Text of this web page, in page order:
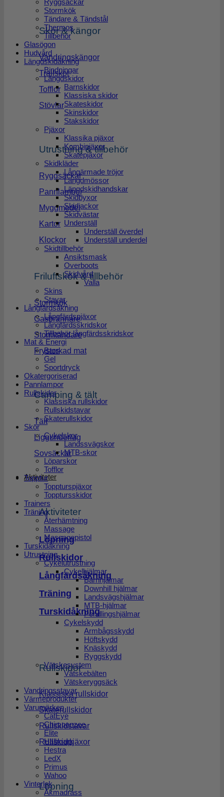
Skor & kängor
Vandringskängor
Trailskor
Tofflor
Stövlar
Utrustning & tillbehör
Ryggsäckar
Pannlampor
Myggmedel
Kartor
Klockor
Friluftskök & tillbehör
Stormkök
Gasbrännare
Stormtändare
Frystorkad mat
Camping & tält
Tält
Liggunderlag
Sovsäckar
Aktiviteter
Aktiviteter
Löpning
Rullskidor
Långfärdsåkning
Träning
Turskidåkning
Rullskidor
Klassiska rullskidor
Skaterullskidor
Rullskidstavar
Rullskidpjäxor
Löpning
Stormkök
Tändare & Tändstål
Thermos
Tillbehör
Glasögon
Hudvård
Längdskidåkning
Bindningar
Längdskidor
Barnskidor
Klassiska skidor
Skateskidor
Skinskidor
Stakskidor
Pjäxor
Klassika pjäxor
Kombipjäxor
Skatepjäxor
Skidkläder
Långärmade tröjor
Längdmössor
Längdskidhandskar
Skidbyxor
Skidjackor
Skidvästar
Underställ
Underställ överdel
Underställ underdel
Skidtillbehör
Ansiktsmask
Overboots
Skidvård
Valla
Skins
Stavar
Långfärdsåkning
Långfärdspjäxor
Långfärdsskridskor
Tillbehör långfärdsskridskor
Mat & Energi
Bars
Gel
Sportdryck
Okatergoriserad
Pannlampor
Rullskidor
Klassiska rullskidor
Rullskidstavar
Skaterullskidor
Skor
Cykelskor
Landssvägskor
MTB-skor
Löparskor
Tofflor
Topptur
Toppturspjäxor
Topptursskidor
Trainers
Träning
Återhämtning
Massage
Massagepistol
Turskidåkning
Utrustning
Cykelutrustning
Cykelhjälmar
Barnhjälmar
Downhill hjälmar
Landsvägshjälmar
MTB-hjälmar
Pendlingshjälmar
Cykelskydd
Armbågsskydd
Höftskydd
Knäskydd
Ryggskydd
Vätskesystem
Vätskebälten
Vätskeryggsäck
Vandringsstavar
Värmeprodukter
Varumärken
CatEye
Chimpanzee
Elite
Hällmark
Hestra
LedX
Primus
Wahoo
Vinterlek
Åkmadrass